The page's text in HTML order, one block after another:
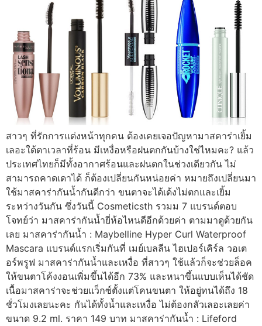
สาวๆ ที่รักการแต่งหน้าทุกคน ต้องเคยเจอปัญหามาสคาร่าเยิ้ม
เลอะใต้ตาเวลาที่ร้อน มีเหงื่อหรือฝนตกกันบ้างใช่ไหมคะ? แล้ว
ประเทศไทยก็มีทั้งอากาศร้อนและฝนตกในช่วงเดียวกัน ไม่
สามารถคาดเดาได้ ก็ต้องเปลี่ยนกันหน่อยค่า หมายถึงเปลี่ยนมา
ใช้มาสคาร่ากันน้ำกันดีกว่า ขนตาจะได้เด้งไม่ตกและเยิ้ม
ระหว่างวันกัน ซึ่งวันนี้ Cosmeticsth รวมม 7 แบรนด์ตอบ
โจทย์ว่า มาสคาร่ากันน้ำยี่ห้อไหนดีอีกด้วยค่า ตามมาดูด้วยกัน
เลย มาสคาร่ากันน้ำ : Maybelline Hyper Curl Waterproof
Mascara แบรนด์แรกเริ่มกันที่ เมย์เบลลีน ไฮเปอร์เคิร์ล วอเต
อร์พรูฟ มาสคาร่ากันน้ำและเหงื่อ ที่สาวๆ ใช้แล้วก็จะช่วยล็อค
ให้ขนตาโค้งงอนเพิ่มขึ้นได้อีก 73% และหนาขึ้นแบบเห็นได้ชัด
เนื้อมาสคาร่าจะช่วยแว็กซ์ตั้งแต่โคนขนตา ให้อยู่ทนได้ถึง 18
ชั่วโมงเลยนะคะ กันได้ทั้งน้ำและเหงื่อ ไม่ต้องกลัวเลอะเลยค่า
ขนาด 9.2 ml. ราคา 149 บาท มาสคาร่ากันน้ำ : Lifeford